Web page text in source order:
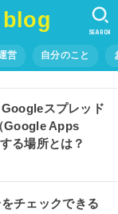
blog
営 自分のこと
SEARCH
Googleスプレッド
Google Apps
る場所とは？
チェックできる